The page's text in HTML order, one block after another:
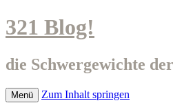
321 Blog!
die Schwergewichte
Menü Zum Inhalt springen